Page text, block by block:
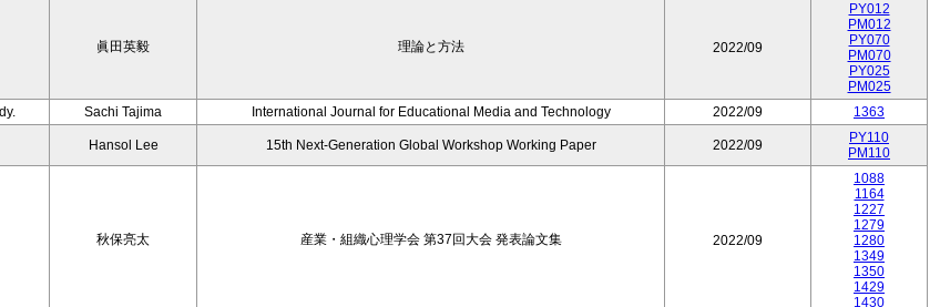
眞田英毅 理論と方法 2022/09
PY012
PM012
PY070
PM070
PY025
PM025
Sachi Tajima International Journal for Educational Media and Technology 2022/09 1363
Hansol Lee 15th Next-Generation Global Workshop Working Paper 2022/09
PY110
PM110
秋保亮太 産業・組織心理学会 第37回大会 発表論文集 2022/09
1088
1164
1227
1279
1280
1349
1350
1429
1430